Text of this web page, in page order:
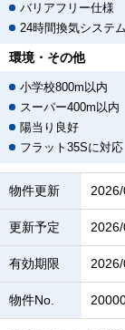
バリアフリー仕様
24時間換気システム
環境・その他
小学校800m以内
スーパー400m以内
陽当り良好
フラット35Sに対応
物件更新
更新予定
有効期限
物件No.